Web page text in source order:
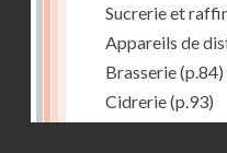
Sucrerie et
Appareils de
Brasserie(p.84)
Cidrerie(p.93)